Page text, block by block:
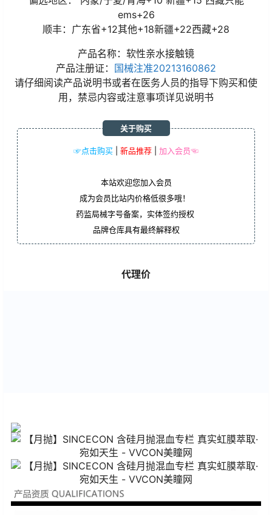
ems+26
顺丰：广东省+12其他+18新疆+22西藏+28
产品名称：软性亲水接触镜
产品注册证： 国械注准20213160862
请仔细阅读产品说明书或者在医务人员的指导下购买和使
用，禁忌内容或注意事项详见说明书
☞点击购买 新品推荐 加入会员☜
关于购买
本站欢迎您加入会员
成为会员比站内价格低很多哦！
药监局械字号备案，实体签约授权
品牌仓库具有最终解释权
代理价